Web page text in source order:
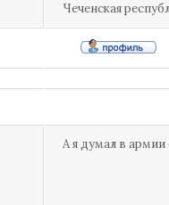
Чеченская
А я думал в армии